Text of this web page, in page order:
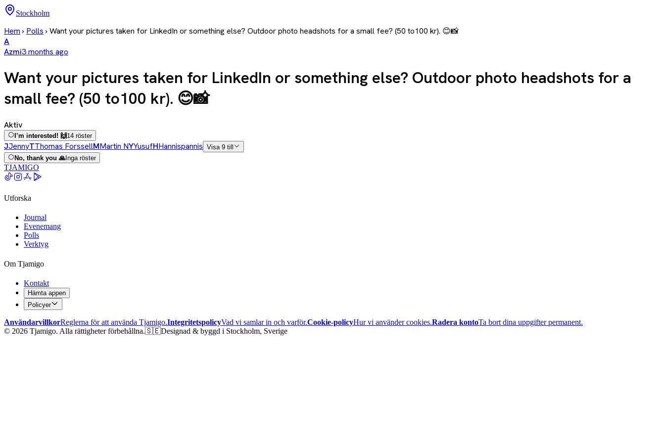
Stockholm
Hem › Polls ›Want your pictures taken for LinkedIn or something else? Outdoor photo headshots for a small fee? (50 to100 kr). 😊📸
A
Azmi3 months ago
Want your pictures taken for LinkedIn or something else? Outdoor photo headshots for a
small fee? (50 to100 kr). 😊📸
Aktiv
I’m interested! 🙌14 röster
JJennyTThomas ForssellMMartin NYYusufHHannispannis Visa 9 till
No, thank you 🙏 Inga röster
TJAMIGO
Utforska
Journal
Evenemang
Polls
Verktyg
Om Tjamigo
Kontakt
Hämta appen
Policyer
AnvändarvillkorReglerna för att använda Tjamigo.IntegritetspolicyVad vi samlar in och varför.Cookie-policyHur vi använder cookies.Radera kontoTa bort dina uppgifter permanent.
© 2026 Tjamigo. Alla rättigheter förbehållna.🇸🇪Designad & byggd i Stockholm, Sverige